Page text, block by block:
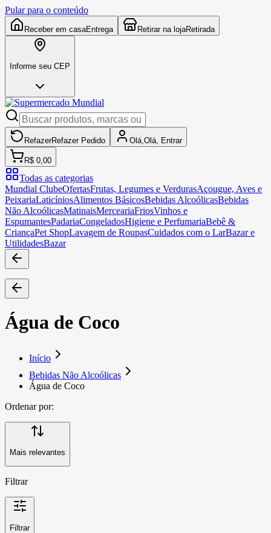
Pular para o conteúdo
Receber em casaEntrega Retirar na lojaRetirada
Informe seu CEP
RefazerRefazer Pedido Olá, Olá, Entrar
R$ 0,00
Todas as categorias
Mundial ClubeOfertasFrutas, Legumes e VerdurasAçougue, Aves e
PeixariaLaticíniosAlimentos BásicosBebidas AlcoólicasBebidas
Não AlcoólicasMatinaisMerceariaFriosVinhos e
EspumantesPadariaCongeladosHigiene e PerfumariaBebê &
CriançaPet ShopLavagem de RoupasCuidados com o LarBazar e
UtilidadesBazar
Água de Coco
Início
Bebidas Não Alcoólicas
Água de Coco
Ordenar por:
Mais relevantes
Filtrar
Filtrar